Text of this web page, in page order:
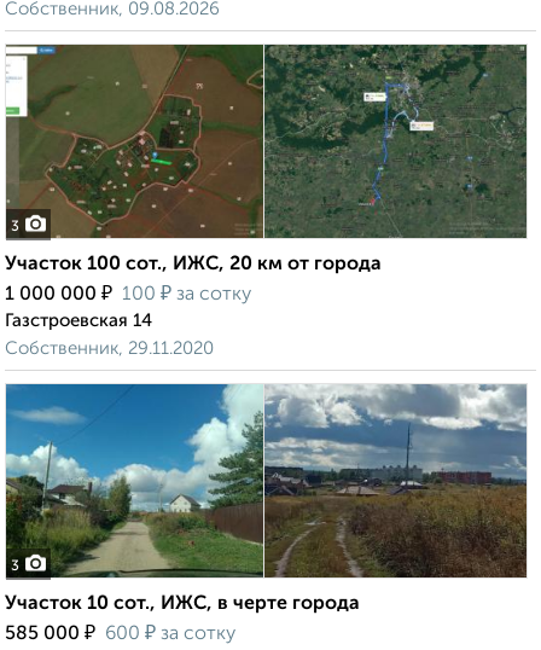
Собственник, 09.08.2026
3
Участок 100 сот., ИЖС, 20 км от города
1 000 000 ₽ 100 ₽ за сотку
Газстроевская 14
Собственник, 29.11.2020
3
Участок 10 сот., ИЖС, в черте города
585 000 ₽ 600 ₽ за сотку